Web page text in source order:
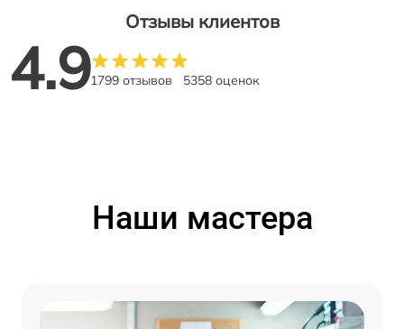
Отзывы клиентов
4.91799 отзывов 5358 оценок
Наши мастера